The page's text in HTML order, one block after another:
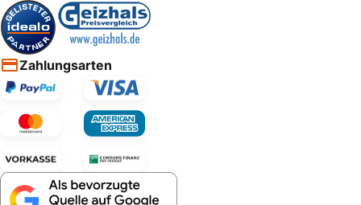
Zahlungsarten